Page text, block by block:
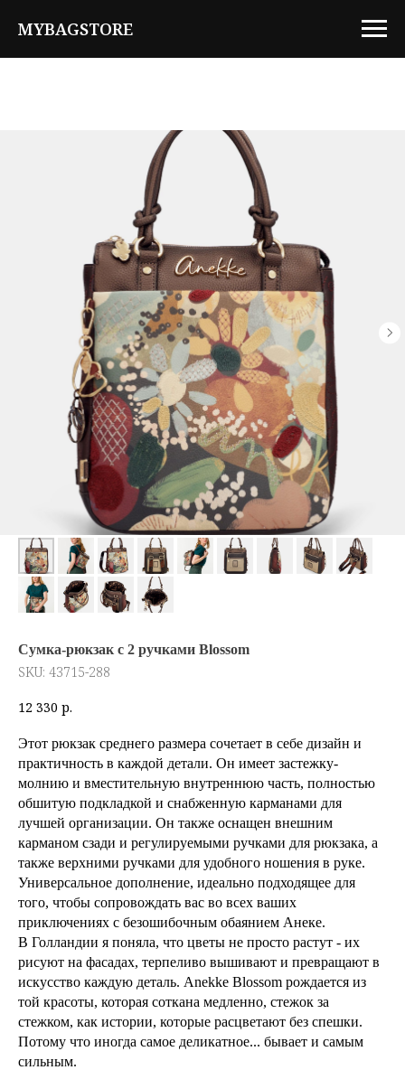
MYBAGSTORE
Сумка-рюкзак с 2 ручками Blossom
SKU: 43715-288
12 330 р.
Этот рюкзак среднего размера сочетает в себе дизайн и
практичность в каждой детали. Он имеет застежку-
молнию и вместительную внутреннюю часть, полностью
обшитую подкладкой и снабженную карманами для
лучшей организации. Он также оснащен внешним
карманом сзади и регулируемыми ручками для рюкзака, а
также верхними ручками для удобного ношения в руке.
Универсальное дополнение, идеально подходящее для
того, чтобы сопровождать вас во всех ваших
приключениях с безошибочным обаянием Анеке.
В Голландии я поняла, что цветы не просто растут - их
рисуют на фасадах, терпеливо вышивают и превращают в
искусство каждую деталь. Anekke Blossom рождается из
той красоты, которая соткана медленно, стежок за
стежком, как истории, которые расцветают без спешки.
Потому что иногда самое деликатное... бывает и самым
сильным.